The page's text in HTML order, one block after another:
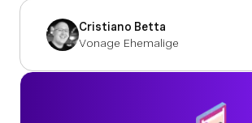
Cristiano Betta
Vonage Ehemalige